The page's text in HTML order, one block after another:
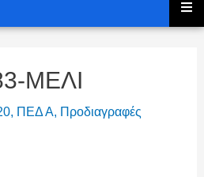
ΜΕΛΙ
, ΠΕΔ Α, Προδιαγραφές